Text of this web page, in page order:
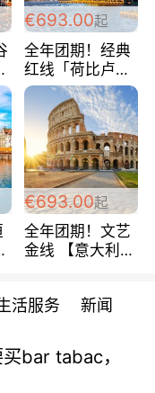
€693.00起
全年团期！经典
红线「荷比卢德
法」七天循环 五
国 仅售99欧/人/
天！巴黎上下！
包拼房~
€693.00起
全年团期！文艺
金线 【意大利一
每周铁发！
活服务 新闻
bar tabac，